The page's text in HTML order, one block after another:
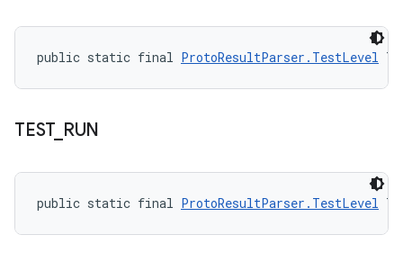
public static final ProtoResultParser.TestLevel
TEST_ RUN
public static final ProtoResultParser.TestLevel